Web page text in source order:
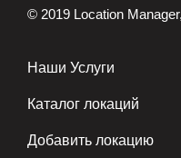
© 2019 Location
Наши Услуги
Каталог локаций
Добавить локацию